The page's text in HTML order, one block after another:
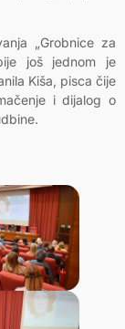
„Grobnice za
još jednom je
Kiša, pisca čije
i dijalog o